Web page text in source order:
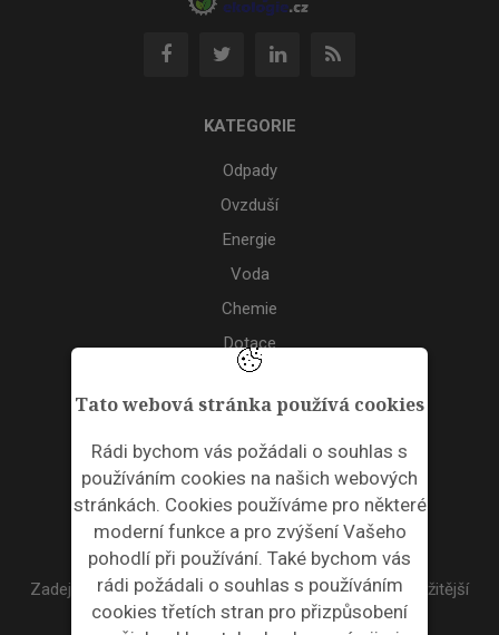
Tato webová stránka používá cookies
Rádi bychom vás požádali o souhlas s
používáním cookies na našich webových
stránkách. Cookies používáme pro některé
moderní funkce a pro zvýšení Vašeho
pohodlí při používání. Také bychom vás
rádi požádali o souhlas s používáním
cookies třetích stran pro přizpůsobení
KATEGORIE
Odpady
Ovzduší
Energie
Voda
Chemie
Dotace
Akce
ODPADNÍ PLASTY
NEWSLETTER
Zadejte váš email a my Vám budeme zasílat ty nejdůležitější
informace, maximálně 1x týdně.